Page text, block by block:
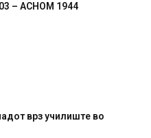
– АСНОМ 1944
врз училиште во